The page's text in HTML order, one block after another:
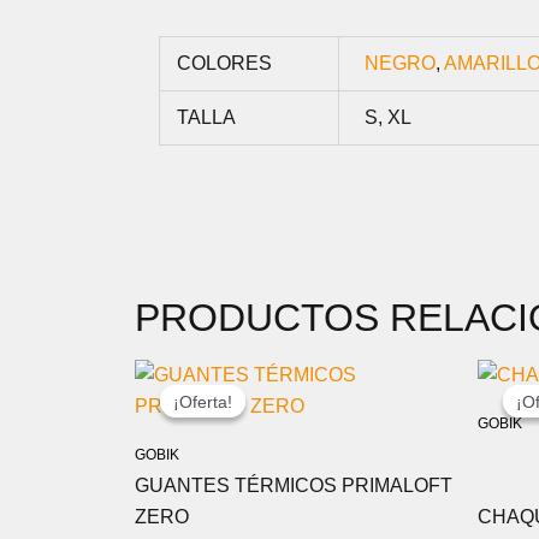
COLORES NEGRO,
TALLA S, XL
PRODUCTOS
¡Oferta!
GOBIK
¡Oferta!
GUANTES TÉRMICOS PRIMALOFT
ZERO
EL
PRECIO
ORIGINAL
EL
PRECIO
ACTUAL
GOBIK